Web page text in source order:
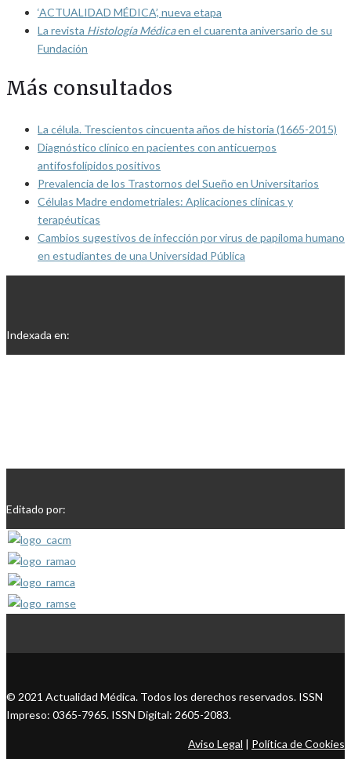
‘ACTUALIDAD MÉDICA’, nueva etapa
La revista Histología Médicaen el cuarenta aniversario de su
Fundación
Más consultados
La célula. Trescientos cincuenta años de historia (1665-2015)
Diagnóstico clínico en pacientes con anticuerpos
antifosfolípidos positivos
Prevalencia de los Trastornos del Sueño en Universitarios
Células Madre endometriales: Aplicaciones clínicas y
terapéuticas
Cambios sugestivos de infección por virus de papiloma humano
en estudiantes de una Universidad Pública
Indexada en:
Editado por:
© 2021 Actualidad Médica. Todos los derechos reservados. ISSN
Impreso: 0365-7965. ISSN Digital: 2605-2083.
Aviso Legal | Política de Cookies